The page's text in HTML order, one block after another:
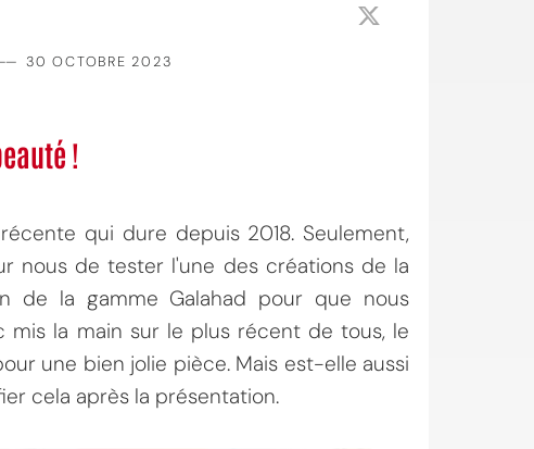
30 OCTOBRE 2023
!
qui dure depuis 2018. Seulement,
nous de tester l'une des créations de la
de la gamme Galahad pour que nous
la main sur le plus récent de tous, le
une bien jolie pièce. Mais est-elle aussi
cela après la présentation.